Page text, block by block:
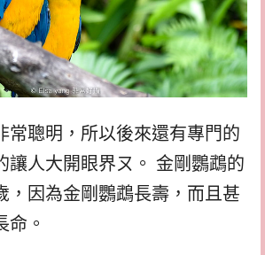
常聰明，所以後來還有專門的
讓人大開眼界ㄡ。 金剛鸚鵡的
，因為金剛鸚鵡長壽，而且甚
命。